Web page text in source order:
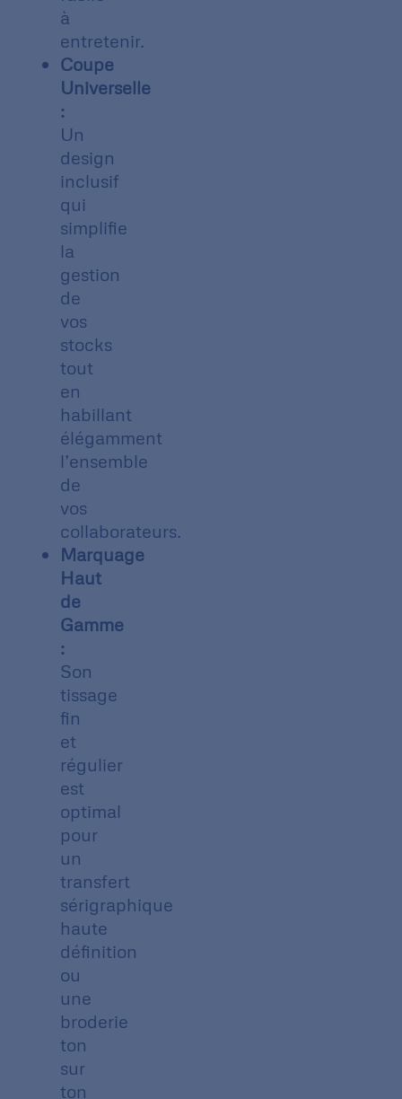
à
entretenir.
Coupe
Universelle
:
Un
design
inclusif
qui
simplifie
la
gestion
de
vos
stocks
tout
en
habillant
élégamment
l’ensemble
de
vos
collaborateurs.
Marquage
Haut
de
Gamme
:
Son
tissage
fin
et
régulier
est
optimal
pour
un
transfert
sérigraphique
haute
définition
ou
une
broderie
ton
sur
ton